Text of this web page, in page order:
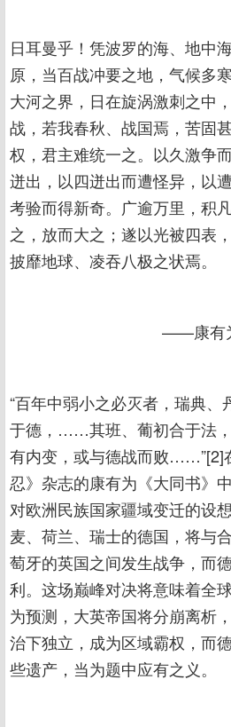
日耳曼乎！凭波罗的海、地中
原，当百战冲要之地，气候多
大河之界，日在旋涡激刺之中
战，若我春秋、战国焉，苦固
权，君主难统一之。以久激争
迸出，以四迸出而遭怪异，以
考验而得新奇。广逾万里，积
之，放而大之；遂以光被四表
披靡地球、凌吞八极之状焉。
——康有
“百年中弱小之必灭者，瑞典
于德，……其班、葡初合于法
有内变，或与德战而败……”[2]
忍》杂志的康有为《大同书》
对欧洲民族国家疆域变迁的设
麦、荷兰、瑞士的德国，将与
萄牙的英国之间发生战争，而
利。这场巅峰对决将意味着
为预测，大英帝国将分崩离析
治下独立，成为区域霸权，而
些遗产，当为题中应有之义。